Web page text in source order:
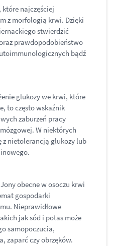
które najczęściej
z morfologią krwi. Dzięki
stwierdzić
prawdopodobieństwo
bądź
glukozy we krwi, które
to często wskaźnik
zaburzeń pracy
W niektórych
z nietolerancją glukozy lub
Jony obecne w osoczu krwi
gospodarki
Nieprawidłowe
jak sód i potas może
samopoczucia,
zaparć czy obrzęków.